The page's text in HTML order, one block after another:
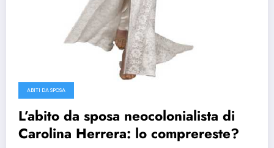
ABITI DA SPOSA
L’abito da sposa neocolonialista di
Carolina Herrera: lo comprereste?